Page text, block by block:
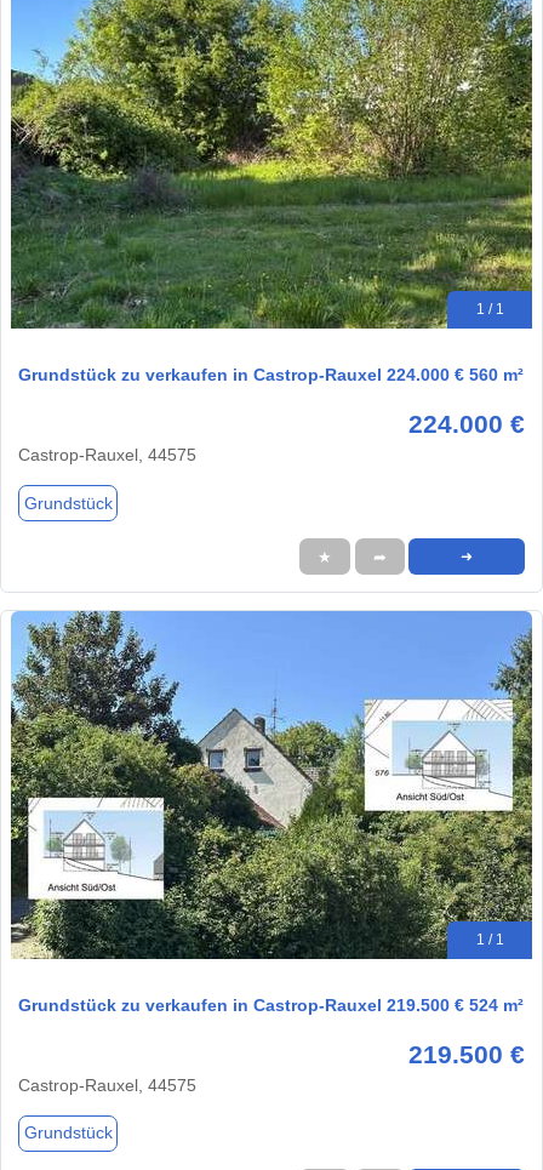
1 / 1
Grundstück zu verkaufen in Castrop-Rauxel 224.000 € 560 m²
224.000 €
Castrop-Rauxel, 44575
Grundstück
★ ➦ ➜
1 / 1
Grundstück zu verkaufen in Castrop-Rauxel 219.500 € 524 m²
219.500 €
Castrop-Rauxel, 44575
Grundstück